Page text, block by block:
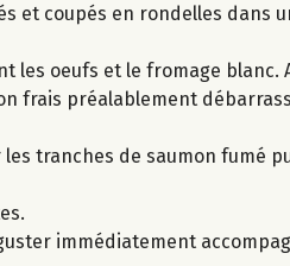
et coupés en rondelles
les oeufs et le fromage
frais préalablement
les tranches de saumon
immédiatement